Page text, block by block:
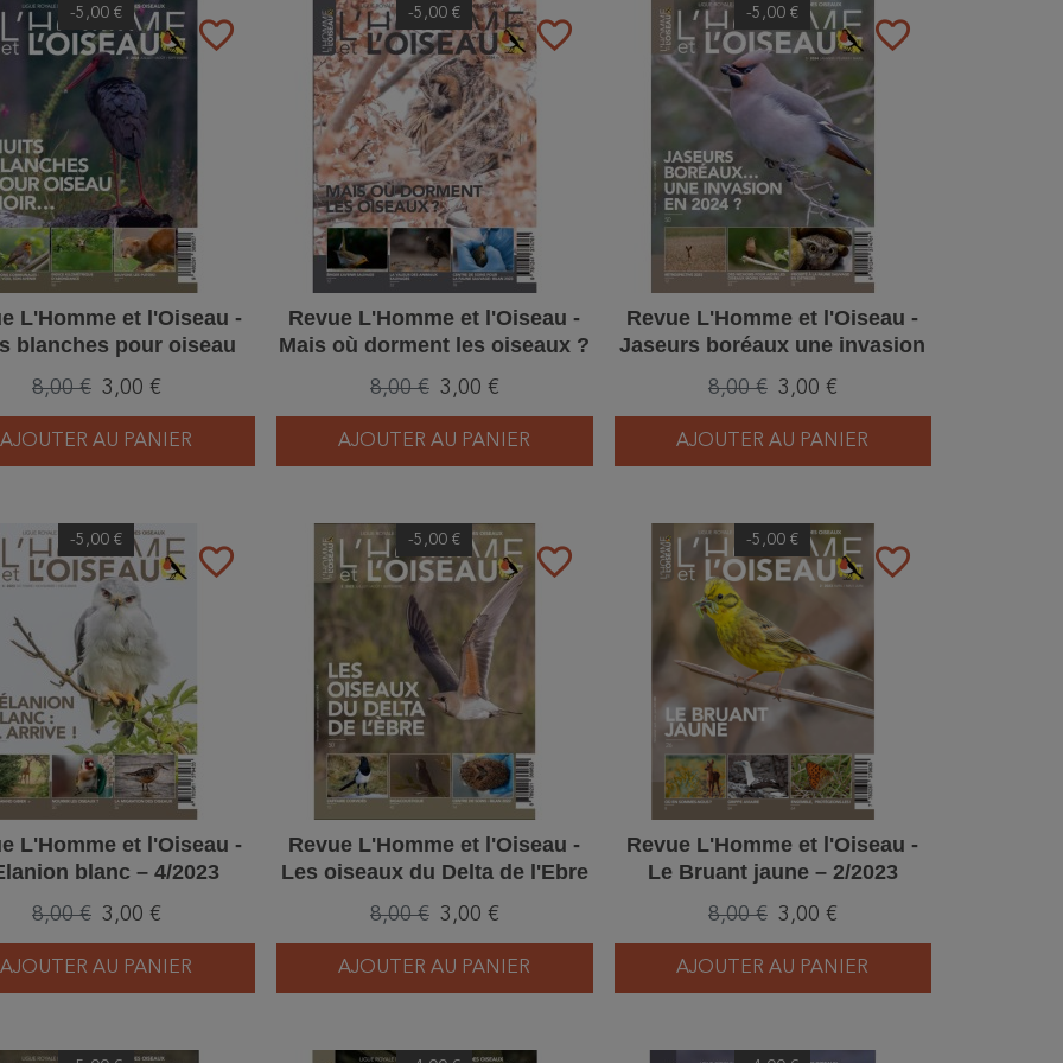
favorite_border
-5,00 €
L'Homme et l'Oiseau -
blanches pour oiseau
8,00 € 3,00 €
AJOUTER AU PANIER
favorite_border
-5,00 €
Revue L'Homme et l'Oiseau -
Mais où dorment les oiseaux ?
8,00 € 3,00 €
AJOUTER AU PANIER
favorite_border
-5,00 €
Revue L'Homme et l'Oiseau -
Jaseurs boréaux une invasion
8,00 € 3,00 €
AJOUTER AU PANIER
favorite_border
-5,00 €
L'Homme et l'Oiseau -
blanc – 4/2023
8,00 € 3,00 €
AJOUTER AU PANIER
favorite_border
-5,00 €
Revue L'Homme et l'Oiseau -
Les oiseaux du Delta de l'Ebre
8,00 € 3,00 €
AJOUTER AU PANIER
favorite_border
-5,00 €
Revue L'Homme et l'Oiseau -
Le Bruant jaune – 2/2023
8,00 € 3,00 €
AJOUTER AU PANIER